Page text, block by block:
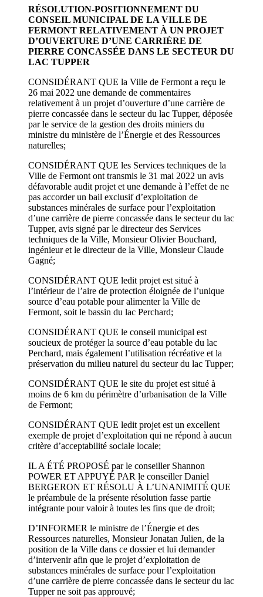
RÉSOLUTION-POSITIONNEMENT DU
CONSEIL MUNICIPAL DE LA VILLE DE
FERMONT RELATIVEMENT À UN PROJET
D’OUVERTURE D’UNE CARRIÈRE DE
PIERRE CONCASSÉE DANS LE SECTEUR DU
LAC TUPPER
CONSIDÉRANT QUE la Ville de Fermont a reçu le
26 mai 2022 une demande de commentaires
relativement à un projet d’ouverture d’une carrière de
pierre concassée dans le secteur du lac Tupper, déposée
par le service de la gestion des droits miniers du
ministre du ministère de l’Énergie et des Ressources
naturelles;
CONSIDÉRANT QUE les Services techniques de la
Ville de Fermont ont transmis le 31 mai 2022 un avis
défavorable audit projet et une demande à l’effet de ne
pas accorder un bail exclusif d’exploitation de
substances minérales de surface pour l’exploitation
d’une carrière de pierre concassée dans le secteur du lac
Tupper, avis signé par le directeur des Services
techniques de la Ville, Monsieur Olivier Bouchard,
ingénieur et le directeur de la Ville, Monsieur Claude
Gagné;
CONSIDÉRANT QUE ledit projet est situé à
l’intérieur de l’aire de protection éloignée de l’unique
source d’eau potable pour alimenter la Ville de
Fermont, soit le bassin du lac Perchard;
CONSIDÉRANT QUE le conseil municipal est
soucieux de protéger la source d’eau potable du lac
Perchard, mais également l’utilisation récréative et la
préservation du milieu naturel du secteur du lac Tupper;
CONSIDÉRANT QUE le site du projet est situé à
moins de 6 km du périmètre d’urbanisation de la Ville
de Fermont;
CONSIDÉRANT QUE ledit projet est un excellent
exemple de projet d’exploitation qui ne répond à aucun
critère d’acceptabilité sociale locale;
IL A ÉTÉ PROPOSÉ par le conseiller Shannon
POWER ET APPUYÉ PAR le conseiller Daniel
BERGERON ET RÉSOLU À L’UNANIMITÉ QUE
le préambule de la présente résolution fasse partie
intégrante pour valoir à toutes les fins que de droit;
D’INFORMER le ministre de l’Énergie et des
Ressources naturelles, Monsieur Jonatan Julien, de la
position de la Ville dans ce dossier et lui demander
d’intervenir afin que le projet d’exploitation de
substances minérales de surface pour l’exploitation
d’une carrière de pierre concassée dans le secteur du lac
Tupper ne soit pas approuvé;